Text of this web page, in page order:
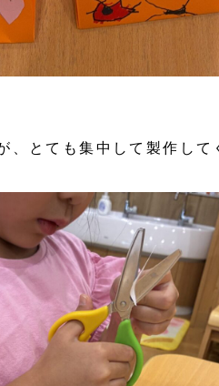
、とても集中して製作して